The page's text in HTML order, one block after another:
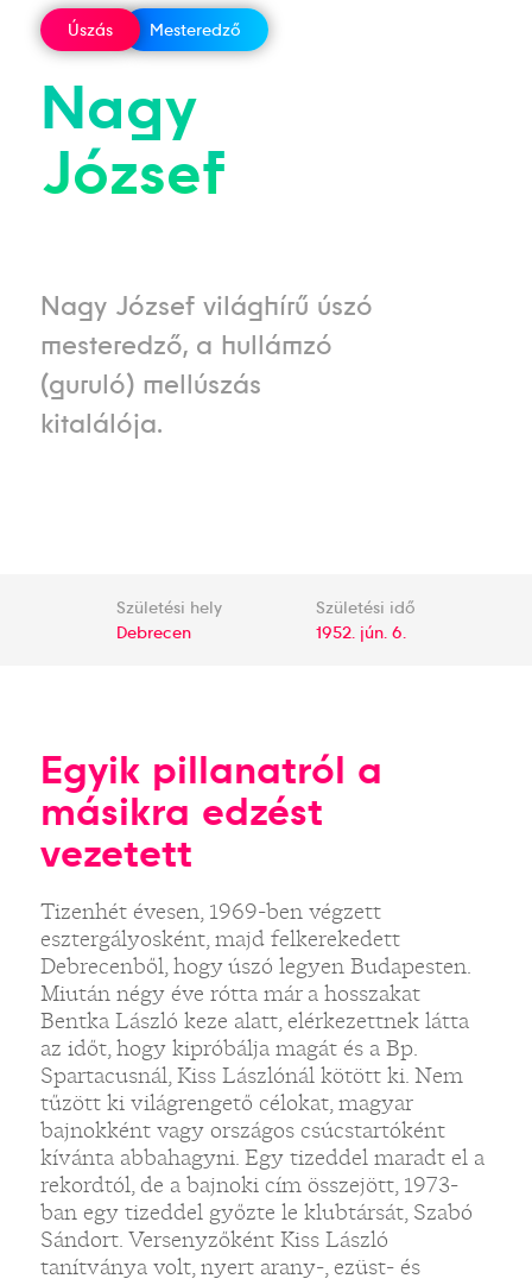
Úszás Mesteredző
Nagy
József
Nagy József világhírű úszó
mesteredző, a hullámzó
(guruló) mellúszás
kitalálója.
Születési hely
Debrecen
Születési idő
1952. jún. 6.
Egyik pillanatról a
másikra edzést
vezetett
Tizenhét évesen, 1969-ben végzett
esztergályosként, majd felkerekedett
Debrecenből, hogy úszó legyen Budapesten.
Miután négy éve rótta már a hosszakat
Bentka László keze alatt, elérkezettnek látta
az időt, hogy kipróbálja magát és a Bp.
Spartacusnál, Kiss Lászlónál kötött ki. Nem
tűzött ki világrengető célokat, magyar
bajnokként vagy országos csúcstartóként
kívánta abbahagyni. Egy tizeddel maradt el a
rekordtól, de a bajnoki cím összejött, 1973-
ban egy tizeddel győzte le klubtársát, Szabó
Sándort. Versenyzőként Kiss László
tanítványa volt, nyert arany-, ezüst- és